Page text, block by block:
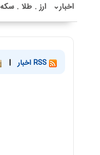
اخبار⌄ ارز . طلا . سکه
|